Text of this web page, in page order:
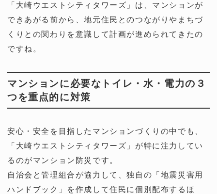
「大崎ウエストシティタワーズ」は、マンションが
できあがる前から、地元住民とのつながりやまちづ
くりとの関わりを意識して計画が進められてきたの
ですね。
マンションに必要なトイレ・水・電力の３
つを重点的に対策
安心・安全を目指したマンションづくりの中でも、
「大崎ウエストシティタワーズ」が特に注力してい
るのがマンション防災です。
自治会と管理組合が協力して、独自の「地震災害用
ハンドブック」を作成して住民に個別配布するほ